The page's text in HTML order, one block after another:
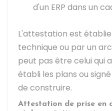
d'un ERP dans un
L'attestation est
technique ou par un
peut pas être celui qui
établi les plans ou
de construire.
Attestation de prise en